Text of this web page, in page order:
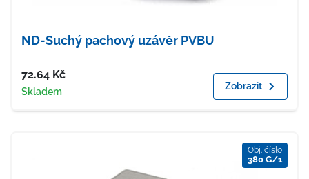
ND-Suchý pachový uzávěr PVBU
Cena
72.64 Kč
Dostupnost
Skladem Zobrazit
Obj. číslo
380 G/1